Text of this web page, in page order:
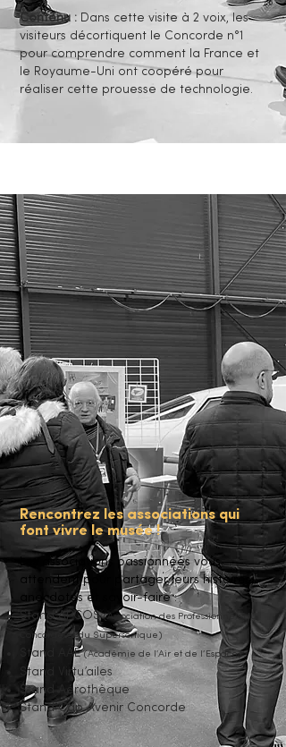
Contenu : Dans cette visite à 2 voix, les
visiteurs décortiquent le Concorde n°1
pour comprendre comment la France et
le Royaume-Uni ont coopéré pour
réaliser cette prouesse de technologie.
Rencontrez les associations qui
font vivre le musée !
Les associations passionnées vous
attendent pour partager leurs histoires,
anecdotes et savoir-faire :
Stand APCOS(Association des Professionnels du
Concorde et du Supersonique)
Stand AAE(Académie de l’Air et de l’Espace)
Stand Virtu’ailes
Stand Aérothèque
Stand Cap Avenir Concorde